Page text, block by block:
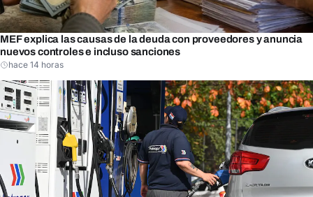
MEF explica las causas de la deuda con proveedores y anuncia
nuevos controles e incluso sanciones
hace 14 horas